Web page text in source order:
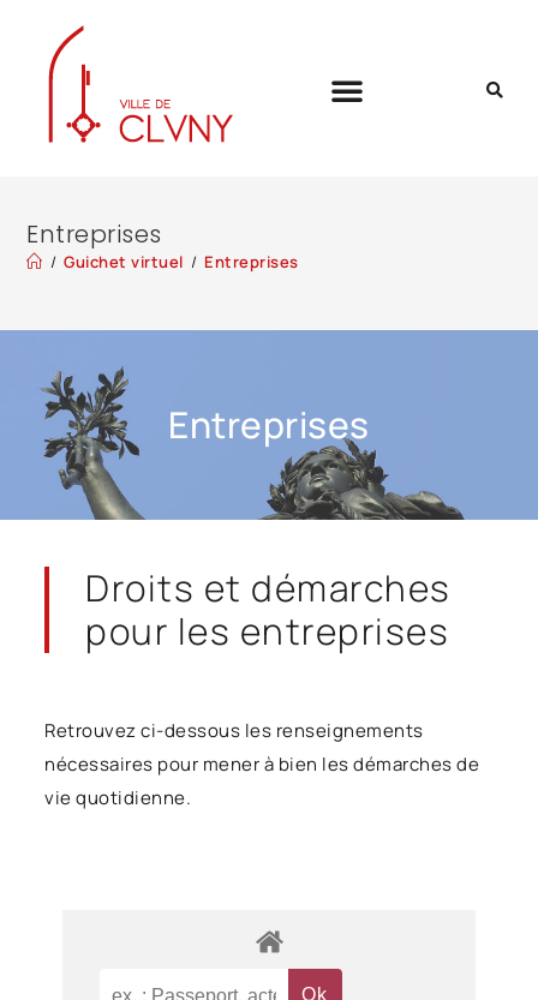
Entreprises
/ Guichet virtuel / Entreprises
Entreprises
Droits et démarches
pour les entreprises
Retrouvez ci-dessous les renseignements
nécessaires pour mener à bien les démarches de
vie quotidienne.